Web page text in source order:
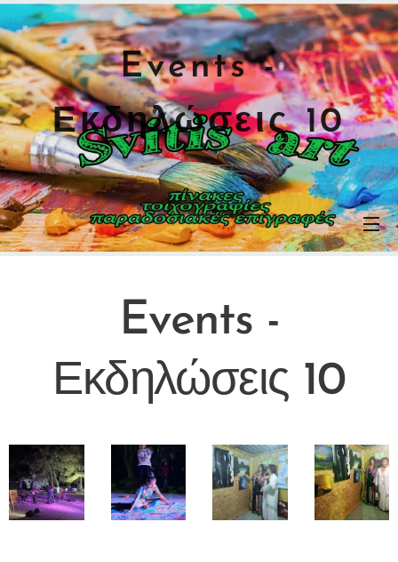
Events -
Εκδηλώσεις 10
Events -
Εκδηλώσεις 10